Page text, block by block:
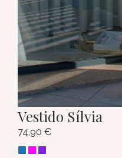
Vestido Sílvia
74,90 €